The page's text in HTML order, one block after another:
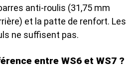
anti-roulis (31,75 mm
et la patte de renfort. Les
ne suffisent pas.
entre WS6 et WS7 ?